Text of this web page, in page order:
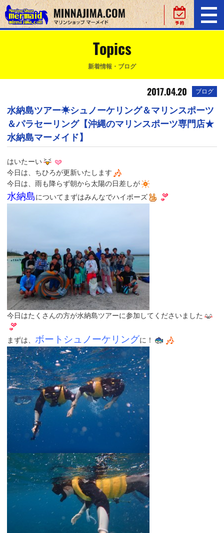
Topics
新着情報・ブログ
2017.04.20 ブログ
水納島ツアー☀シュノーケリング＆マリンスポーツ
＆パラセーリング【沖縄のマリンスポーツ専門店★
水納島マーメイド】
はいたーい
今日は、ちひろが更新いたします
今日は、雨も降らず朝から太陽の日差しが
水納島についてまずはみんなでハイポーズ
今日はたくさんの方が水納島ツアーに参加してくださいました
まずは、 ボートシュノーケリングに！